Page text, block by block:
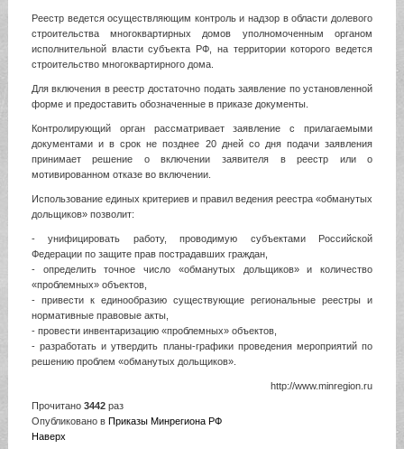
Реестр ведется осуществляющим контроль и надзор в области долевого
строительства многоквартирных домов уполномоченным органом
исполнительной власти субъекта РФ, на территории которого ведется
строительство многоквартирного дома.
Для включения в реестр достаточно подать заявление по установленной
форме и предоставить обозначенные в приказе документы.
Контролирующий орган рассматривает заявление с прилагаемыми
документами и в срок не позднее 20 дней со дня подачи заявления
принимает решение о включении заявителя в реестр или о
мотивированном отказе во включении.
Использование единых критериев и правил ведения реестра «обманутых
дольщиков» позволит:
- унифицировать работу, проводимую субъектами Российской
Федерации по защите прав пострадавших граждан,
- определить точное число «обманутых дольщиков» и количество
«проблемных» объектов,
- привести к единообразию существующие региональные реестры и
нормативные правовые акты,
- провести инвентаризацию «проблемных» объектов,
- разработать и утвердить планы-графики проведения мероприятий по
решению проблем «обманутых дольщиков».
http://www.minregion.ru
Прочитано 3442раз
Опубликовано в Приказы Минрегиона РФ
Наверх